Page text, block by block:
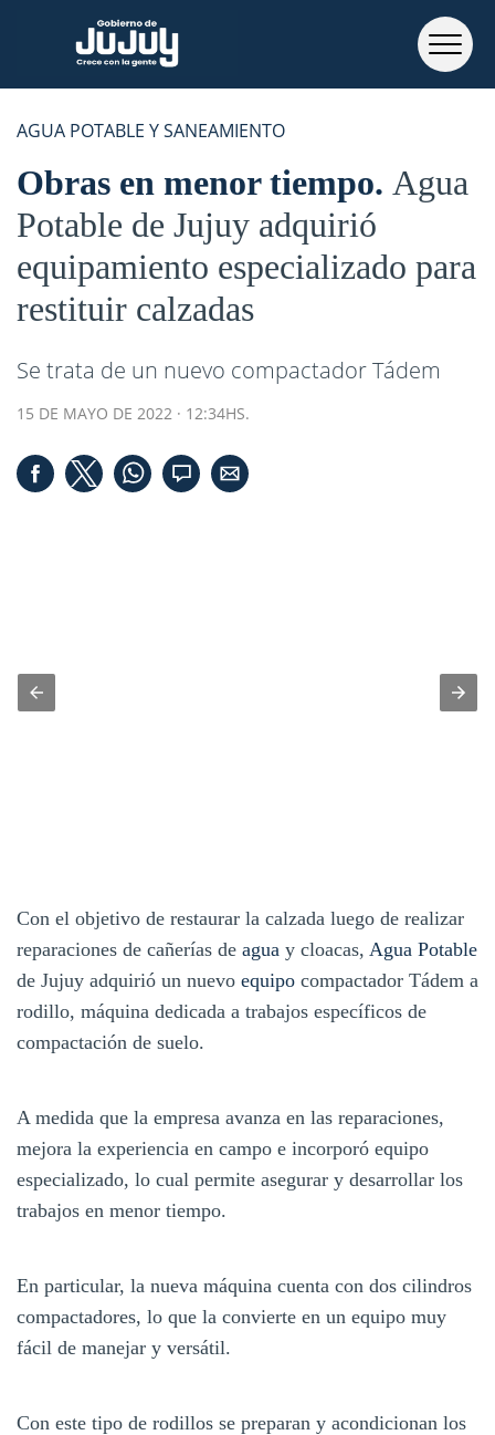
AGUA POTABLE Y SANEAMIENTO
Obras en menor tiempo Agua
Potable de Jujuy adquirió
equipamiento especializado para
restituir calzadas
Se trata de un nuevo compactador Tádem
15 DE MAYO DE 2022 · 12:34HS.
Con el objetivo de restaurar la calzada luego de realizar
reparaciones de cañerías de agua y cloacas, Agua Potable
de Jujuy adquirió un nuevo equipo compactador Tádem a
rodillo, máquina dedicada a trabajos específicos de
compactación de suelo.
A medida que la empresa avanza en las reparaciones,
mejora la experiencia en campo e incorporó equipo
especializado, lo cual permite asegurar y desarrollar los
trabajos en menor tiempo.
En particular, la nueva máquina cuenta con dos cilindros
compactadores, lo que la convierte en un equipo muy
fácil de manejar y versátil.
Con este tipo de rodillos se preparan y acondicionan los